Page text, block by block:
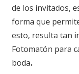
de los invitados,
forma que
esto, resulta tan
Fotomatón para
boda.